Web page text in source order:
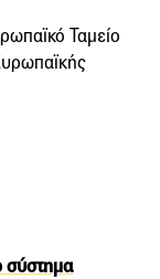
Ταμείο
σύστημα